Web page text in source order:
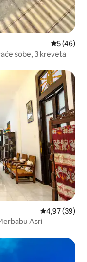
Prosječna
5 (46)
sobe, 3 kreveta
Prosječna
4,97 (39)
Asri
„Odabrali gosti”